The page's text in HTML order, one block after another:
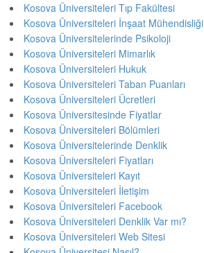
Kosova Üniversiteleri Tıp Fakültesi
Kosova Üniversiteleri İnşaat Mühendisliği
Kosova Üniversitelerinde Psikoloji
Kosova Üniversiteleri Mimarlık
Kosova Üniversiteleri Hukuk
Kosova Üniversiteleri Taban Puanları
Kosova Üniversiteleri Ücretleri
Kosova Üniversitesinde Fiyatlar
Kosova Üniversiteleri Bölümleri
Kosova Üniversitelerinde Denklik
Kosova Üniversiteleri Fiyatları
Kosova Üniversiteleri Kayıt
Kosova Üniversiteleri İletişim
Kosova Üniversiteleri Facebook
Kosova Üniversiteleri Denklik Var mı?
Kosova Üniversiteleri Web Sitesi